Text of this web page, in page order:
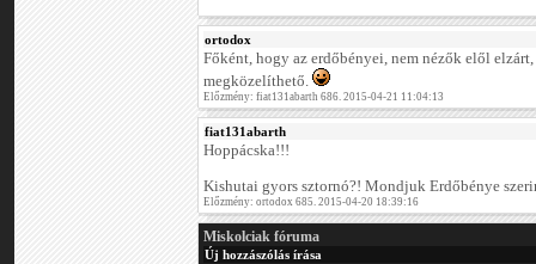
ortodox
Főként, hogy az erdőbényei, nem nézők elől
megközelíthető.
Előzmény: fiat131abarth 686. 2015-04-21 11:04:13
fiat131abarth
Hoppácska!!!
Kishutai gyors sztornó?! Mondjuk Erdőbénye
Előzmény: ortodox 685. 2015-04-20 18:39:16
Miskolciak fóruma
Új hozzászólás írása